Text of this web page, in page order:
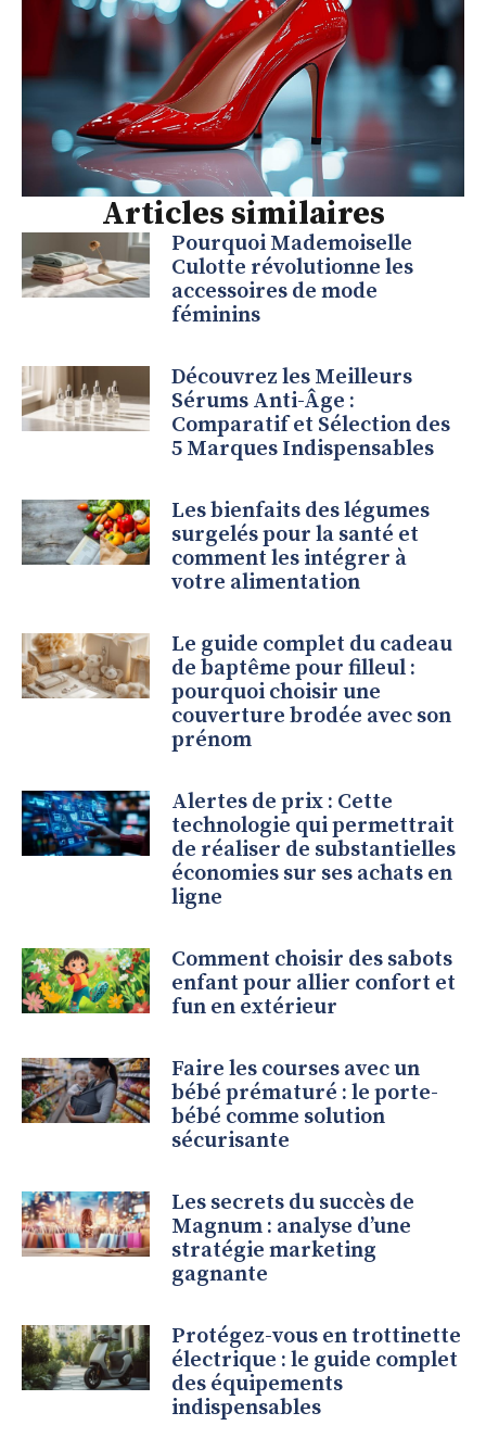
Articles similaires
Pourquoi Mademoiselle
Culotte révolutionne les
accessoires de mode
féminins
Découvrez les Meilleurs
Sérums Anti-Âge :
Comparatif et Sélection des
5 Marques Indispensables
Les bienfaits des légumes
surgelés pour la santé et
comment les intégrer à
votre alimentation
Le guide complet du cadeau
de baptême pour filleul :
pourquoi choisir une
couverture brodée avec son
prénom
Alertes de prix : Cette
technologie qui permettrait
de réaliser de substantielles
économies sur ses achats en
ligne
Comment choisir des sabots
enfant pour allier confort et
fun en extérieur
Faire les courses avec un
bébé prématuré : le porte-
bébé comme solution
sécurisante
Les secrets du succès de
Magnum : analyse d’une
stratégie marketing
gagnante
Protégez-vous en trottinette
électrique : le guide complet
des équipements
indispensables